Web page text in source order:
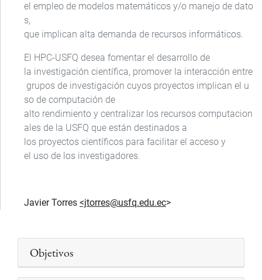
el empleo de modelos matemáticos y/o manejo de dato
s,
que implican alta demanda de recursos informáticos.
El HPC-USFQ desea fomentar el desarrollo de
la investigación científica, promover la interacción entre
grupos de investigación cuyos proyectos implican el u
so de computación de
alto rendimiento y centralizar los recursos computacion
ales de la USFQ que están destinados a
los proyectos científicos para facilitar el acceso y
el uso de los investigadores.
Javier Torres <jtorres@usfq.edu.ec>
Objetivos